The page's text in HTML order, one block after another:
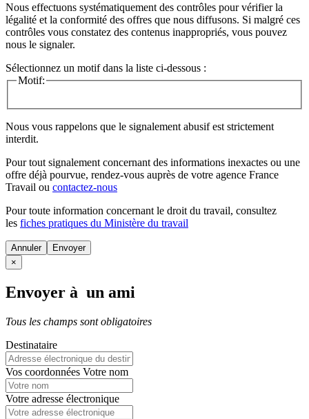
Nous effectuons systématiquement des contrôles pour vérifier la
légalité et la conformité des offres que nous diffusons. Si malgré ces
contrôles vous constatez des contenus inappropriés, vous pouvez
nous le signaler.
Sélectionnez un motif dans la liste ci-dessous :
Motif:
Nous vous rappelons que le signalement abusif est strictement
interdit.
Pour tout signalement concernant des informations inexactes ou une
offre déjà pourvue, rendez-vous auprès de votre agence France
Travail ou contactez-nous
Pour toute information concernant le droit du travail, consultez
les fiches pratiques du Ministère du travail
Annuler
×
Envoyer à un ami
Tous les champs sont obligatoires
Destinataire
Vos coordonnées Votre nom
Votre adresse électronique